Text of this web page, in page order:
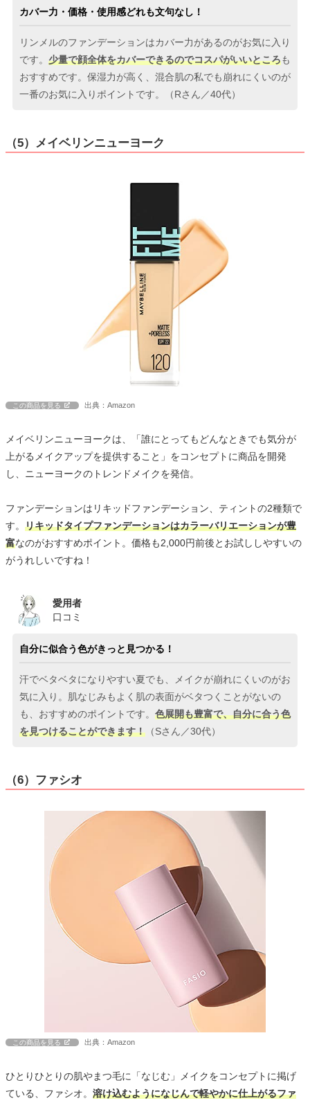
カバー力・価格・使用感どれも文句なし！
リンメルのファンデーションはカバー力があるのがお気に入り
です。 少量で顔全体をカバーできるのでコスパがいいところも
おすすめです。保湿力が高く、混合肌の私でも崩れにくいのが
一番のお気に入りポイントです。（Rさん／40代）
（5）メイベリンニューヨーク
この商品を見る 出典：Amazon
メイベリンニューヨークは、「誰にとってもどんなときでも気分が
上がるメイクアップを提供すること」をコンセプトに商品を開発
し、ニューヨークのトレンドメイクを発信。
ファンデーションはリキッドファンデーション、ティントの2種類で
す。 リキッドタイプファンデーションはカラーバリエーションが豊
富なのがおすすめポイント。価格も2,000円前後とお試ししやすいの
がうれしいですね！
愛用者
口コミ
自分に似合う色がきっと見つかる！
汗でベタベタになりやすい夏でも、メイクが崩れにくいのがお
気に入り。肌なじみもよく肌の表面がベタつくことがないの
も、おすすめのポイントです。 色展開も豊富で、自分に合う色
を見つけることができます！ （Sさん／30代）
（6）ファシオ
この商品を見る 出典：Amazon
ひとりひとりの肌やまつ毛に「なじむ」メイクをコンセプトに掲げ
ている、ファシオ。 溶け込むようになじんで軽やかに仕上がるファ